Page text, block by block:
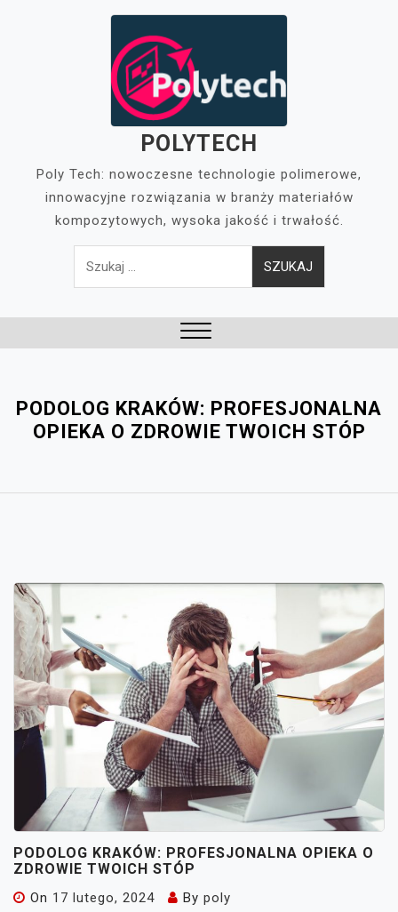
POLYTECH
Poly Tech: nowoczesne technologie polimerowe,
innowacyjne rozwiązania w branży materiałów
kompozytowych, wysoka jakość i trwałość.
Szukaj:
PODOLOG KRAKÓW: PROFESJONALNA
OPIEKA O ZDROWIE TWOICH STÓP
PODOLOG KRAKÓW: PROFESJONALNA OPIEKA O
ZDROWIE TWOICH STÓP
On 17 lutego, 2024 By poly